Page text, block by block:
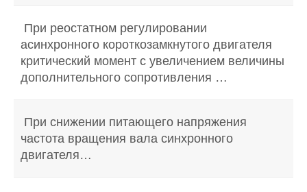
При реостатном регулировании
асинхронного короткозамкнутого двигателя
критический момент с увеличением величины
дополнительного сопротивления …
При снижении питающего напряжения
частота вращения вала синхронного
двигателя…